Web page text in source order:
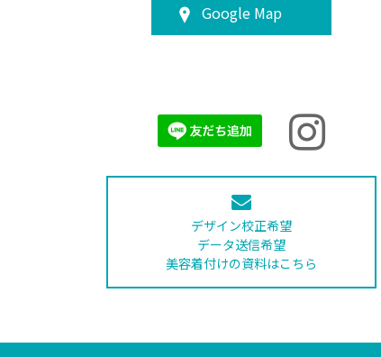
Google Map
デザイン校正希望
データ送信希望
美容着付けの資料はこちら